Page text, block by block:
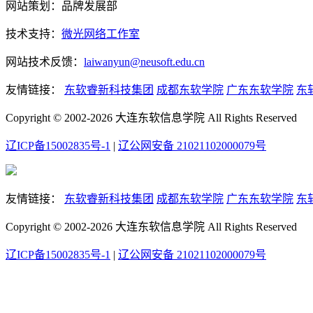
网站策划：品牌发展部
技术支持： 微光网络工作室
网站技术反馈： laiwanyun@neusoft.edu.cn
友情链接： 东软睿新科技集团 成都东软学院 广东东软学院 东
Copyright © 2002-2026 大连东软信息学院 All Rights Reserved
辽ICP备15002835号-1 | 辽公网安备 21021102000079号
友情链接： 东软睿新科技集团 成都东软学院 广东东软学院 东
Copyright © 2002-2026 大连东软信息学院 All Rights Reserved
辽ICP备15002835号-1 | 辽公网安备 21021102000079号